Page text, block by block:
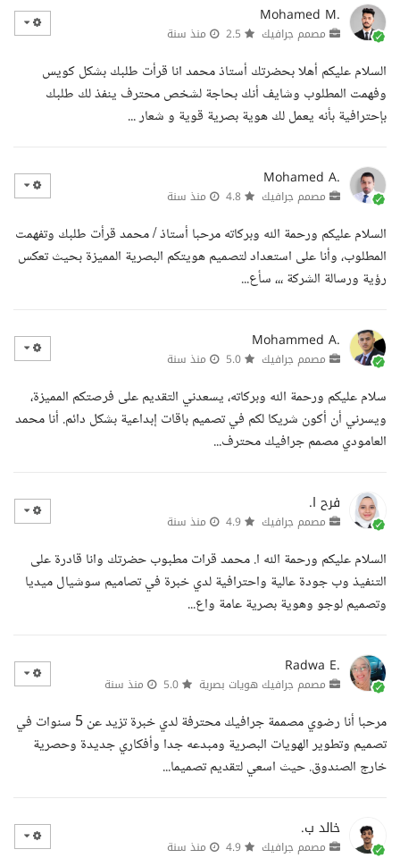
Mohamed M.
مصمم جرافيك منذ سنة
السلام عليكم أهلا بحضرتك أستاذ محمد انا قرأت طلبك بشكل كويس
وفهمت المطلوب وشايف أنك بحاجة لشخص محترف ينفذ لك طلبك
بإحترافية بأنه يعمل لك هوية بصرية قوية و شعار ...
Mohamed A.
مصمم جرافيك منذ سنة
السلام عليكم ورحمة الله وبركاته مرحبا أستاذ / محمد قرأت طلبك وتفهمت
المطلوب، وأنا على استعداد لتصميم هويتكم البصرية المميزة بحيث تعكس
رؤية ورسالة الشركة ،،، سأع...
Mohammed A.
مصمم جرافيك منذ سنة
سلام عليكم ورحمة الله وبركاته، يسعدني التقديم على فرصتكم المميزة،
ويسرني أن أكون شريكا لكم في تصميم باقات إبداعية بشكل دائم. أنا محمد
العامودي مصمم جرافيك محترف...
فرح ا.
مصمم جرافيك منذ سنة
السلام عليكم ورحمة الله ا. محمد قرات مطبوب حضرتك وانا قادرة على
التنفيذ وب جودة عالية واحترافية لدي خبرة في تصاميم سوشيال ميديا
وتصميم لوجو وهوية بصرية عامة واع...
Radwa E.
مصمم جرافيك هويات بصرية منذ سنة
مرحبا أنا رضوي مصممة جرافيك محترفة لدي خبرة تزيد عن 5 سنوات في
تصميم وتطوير الهويات البصرية ومبدعه جدا وأفكاري جديدة وحصرية
خارج الصندوق. حيث اسعي لتقديم تصميما...
خالد ب.
مصمم جرافيك منذ سنة